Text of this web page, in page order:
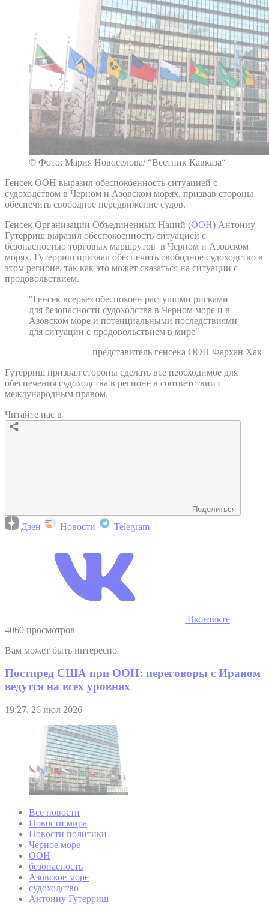
© Фото: Мария Новоселова/ “Вестник Кавказа“
Генсек ООН выразил обеспокоенность ситуацией с
судоходством в Черном и Азовском морях, призвав стороны
обеспечить свободное передвижение судов.
Генсек Организации Объединенных Наций (ООН) Антониу
Гутерриш выразил обеспокоенность ситуацией с
безопасностью торговых маршрутов в Черном и Азовском
морях. Гутерриш призвал обеспечить свободное судоходство в
этом регионе, так как это может сказаться на ситуации с
продовольствием.
"Генсек всерьез обеспокоен растущими рисками
для безопасности судоходства в Черном море и в
Азовском море и потенциальными последствиями
для ситуации с продовольствием в мире"
– представитель генсека ООН Фархан Хак
Гутерриш призвал стороны сделать все необходимое для
обеспечения судоходства в регионе в соответствии с
международным правом.
Читайте нас в
Поделиться
Дзен Новости Telegram
Вконтакте
4060 просмотров
Вам может быть интересно
Постпред США при ООН: переговоры с Ираном
ведутся на всех уровнях
19:27, 26 июл 2026
Все новости
Новости мира
Новости политики
Черное море
ООН
безопасность
Азовское море
судоходство
Антониу Гутерриш